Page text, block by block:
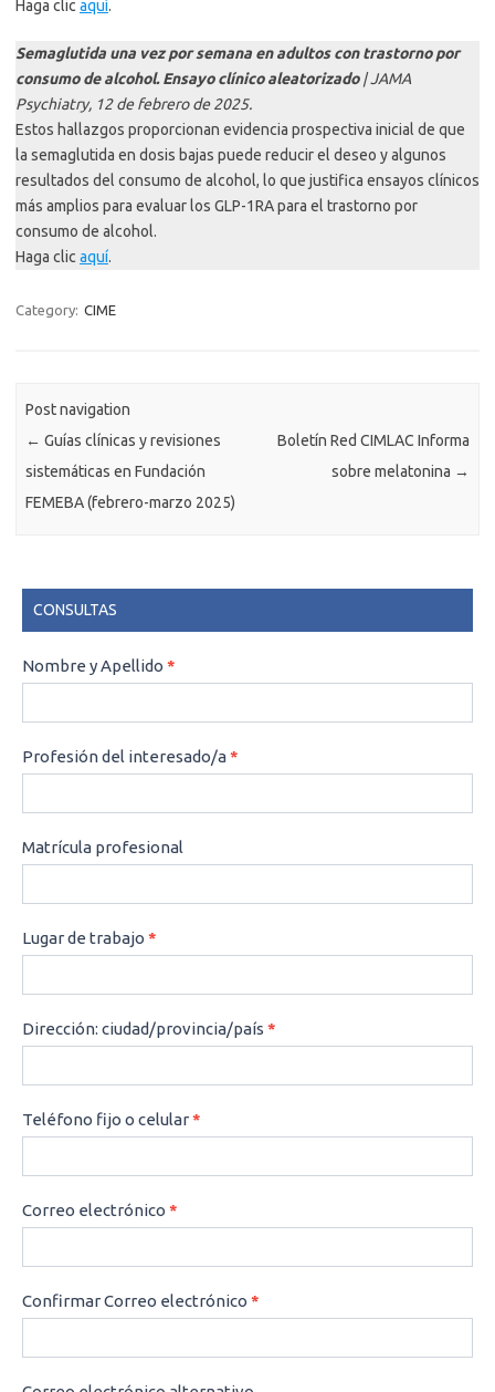
Haga clicaquí.
Semaglutida una vez por semana en adultos con trastorno por
consumo de alcohol. Ensayo clínico aleatorizado| JAMA
Psychiatry, 12 de febrero de 2025.
Estos hallazgos proporcionan evidencia prospectiva inicial de que
la semaglutida en dosis bajas puede reducir el deseo y algunos
resultados del consumo de alcohol, lo que justifica ensayos clínicos
más amplios para evaluar los GLP-1RA para el trastorno por
consumo de alcohol.
Haga clic aquí.
Category: CIME
Post navigation
← Guías clínicas y revisiones
sistemáticas en Fundación
FEMEBA (febrero-marzo 2025)
Boletín Red CIMLAC Informa
sobre melatonina →
CONSULTAS
CONSULTAS
Nombre y Apellido *
Profesión del interesado/a*
Matrícula profesional
Lugar de trabajo *
Dirección: ciudad/provincia/país *
Teléfono fijo o celular*
Correo electrónico *
Confirmar Correo electrónico *